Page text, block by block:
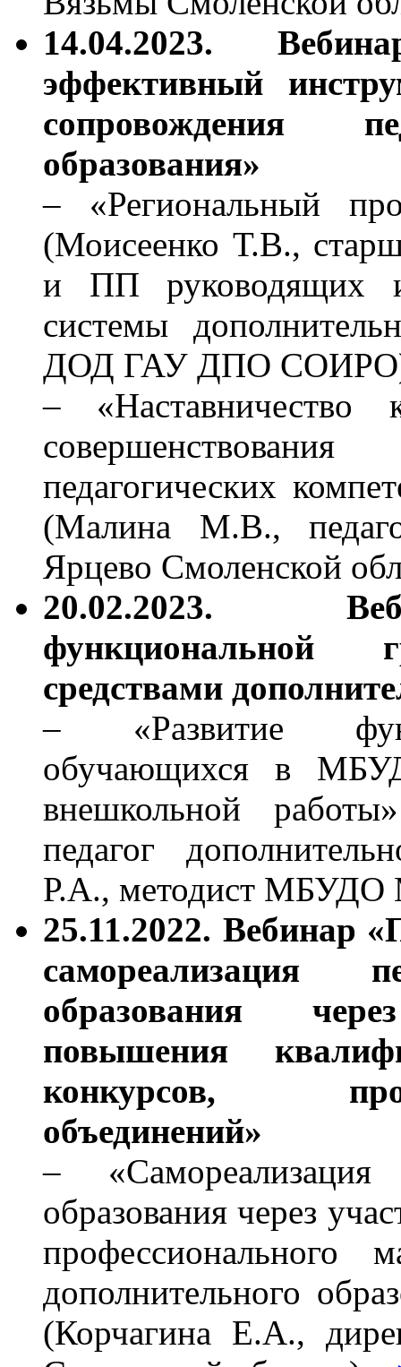
14.04.2023.
эффективный
сопровождения
образования»
– «Региональный
(Моисеенко Т.В.,
и ПП руководящих и
системы
ДОД ГАУ ДПО
–
педагогических
(Малина М.В.,
Ярцево Смоленской
20.02.2023.
функциональной
средствами
– «Развитие
обучающихся в
внешкольной
педагог
Р.А., методист
25.11.2022. Вебинар
самореализация
образования
повышения
конкурсов,
объединений»
– «Самореализация
образования через
профессионального
дополнительного
(Корчагина Е.А.,